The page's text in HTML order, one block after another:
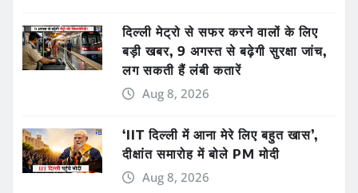
दिल्ली मेट्रो से सफर करने वालों के लिए
बड़ी खबर, 9 अगस्त से बढ़ेगी सुरक्षा जांच,
लग सकती हैं लंबी कतारें
Aug 8, 2026
‘IIT दिल्ली में आना मेरे लिए बहुत खास’,
दीक्षांत समारोह में बोले PM मोदी
Aug 8, 2026